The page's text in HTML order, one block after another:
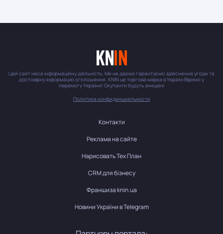
Цей сайт несе інформаційну діяльність. Ми не даємо гарантуємо здійснення угоди та
достовірну інформацію оголошення. KNIN це торгова марка в Україні Віримо у
перемогу України! Окупанти будуть знищені
Политика конфиденциальности
Контакти
Реклама на сайте
Нарисовать Тех План
CRM для бізнесу
Франшиза knin.ua
Новини України в Telegram